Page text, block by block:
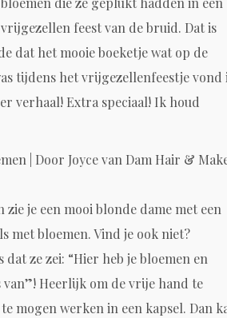
feest van de bruid. Dat is
dat het mooie boeketje wat op de
tijdens het vrijgezellenfeestje vond
verhaal! Extra speciaal! Ik houd
je een mooi blonde dame met een
met bloemen. Vind je ook niet?
ze zei: “Hier heb je bloemen en
van”! Heerlijk om de vrije hand te
mogen werken in een kapsel. Dan